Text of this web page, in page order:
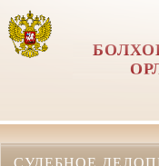
СУДЕБНОЕ